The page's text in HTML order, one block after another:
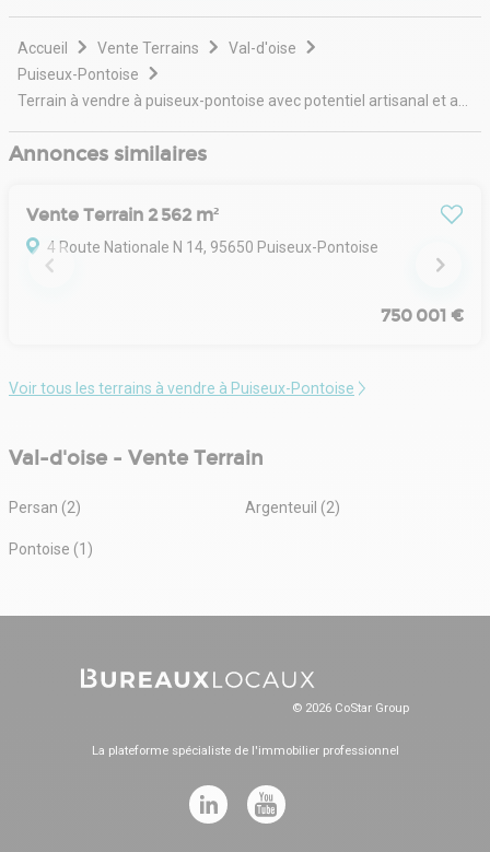
Accueil Vente Terrains
Val-d'oise
Puiseux-Pontoise
Annonces similaires
Vente Terrain 2 562 m²
4 Route Nationale N 14, 95650 Puiseux-Pontoise
750 001 €
Voir tous les terrains à vendre à Puiseux-Pontoise
Val-d'oise - Vente Terrain
Persan (2) Argenteuil (2)
Pontoise (1)
© 2026 CoStar Group
La plateforme spécialiste de l'immobilier professionnel